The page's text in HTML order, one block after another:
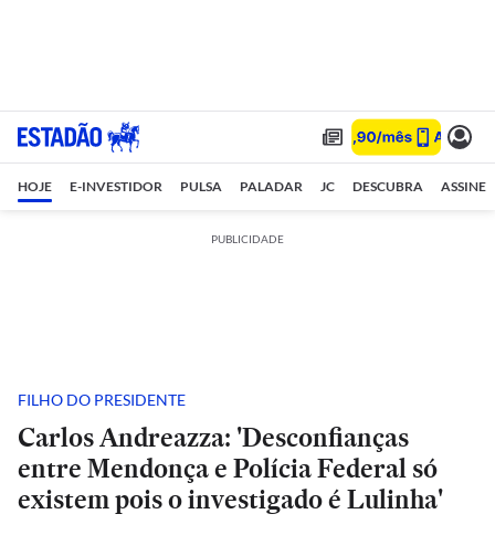
HOJE E-INVESTIDOR PULSA PALADAR JC DESCUBRA ASSINE
PUBLICIDADE
FILHO DO PRESIDENTE
Carlos Andreazza: 'Desconfianças
entre Mendonça e Polícia Federal só
existem pois o investigado é Lulinha'